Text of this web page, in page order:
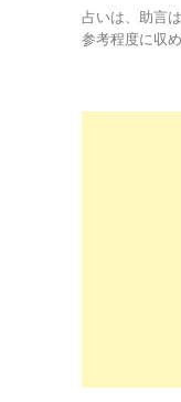
占いは、助言
参考程度に収